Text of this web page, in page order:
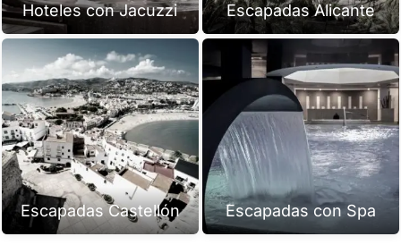
Hoteles con Jacuzzi Escapadas Alicante
Escapadas Castellón Escapadas con Spa